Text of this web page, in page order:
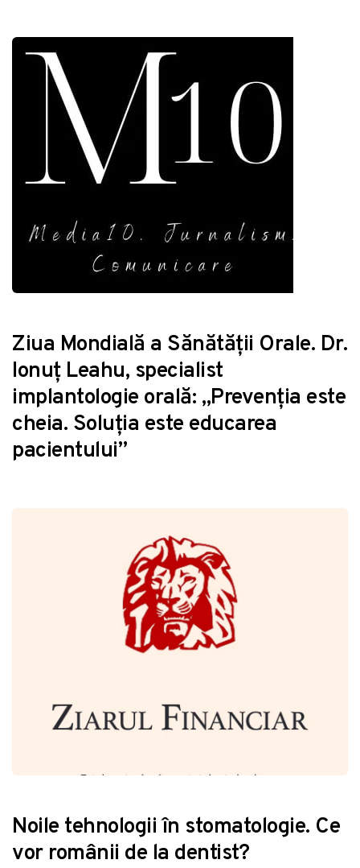
Ziua Mondială a Sănătății Orale. Dr.
Ionuț Leahu, specialist
implantologie orală: „Prevenția este
cheia. Soluția este educarea
pacientului”
Noile tehnologii în stomatologie. Ce
vor românii de la dentist?